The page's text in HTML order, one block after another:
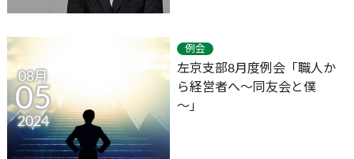
08月
05
2024
例会
左京支部8月度例会「職人か
ら経営者へ～同友会と僕
～」